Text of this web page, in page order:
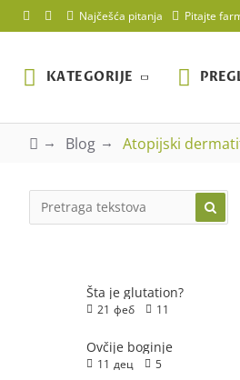
Najčešća pitanja Pitajte
KATEGORIJE
Blog Atopijski
Šta je glutation?
21 феб 11
Ovčije boginje
11 дец 5